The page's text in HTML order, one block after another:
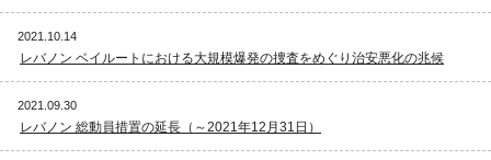
2021.10.14
レバノン ベイルートにおける大規模爆発の捜査をめぐり治安悪化の兆候
2021.09.30
レバノン 総動員措置の延長（～2021年12月31日）